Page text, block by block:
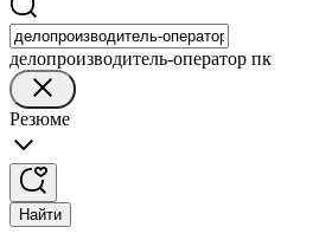
делопроизводитель-оператор пк
Резюме
Найти